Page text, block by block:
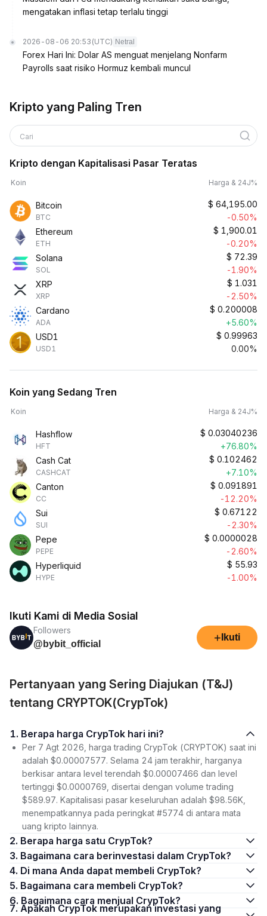
mengatakan inflasi tetap terlalu tinggi
2026-08-06 20:53 (UTC) Netral
Forex Hari Ini: Dolar AS menguat menjelang Nonfarm
Payrolls saat risiko Hormuz kembali muncul
Kripto yang Paling Tren
Cari
Kripto dengan Kapitalisasi Pasar Teratas
Koin Harga & 24J%
Bitcoin
BTC
$ 64,195.00
-0.50%
Ethereum
ETH
$ 1,900.01
-0.20%
Solana
SOL
$ 72.39
-1.90%
XRP
XRP
$ 1.031
-2.50%
Cardano
ADA
$ 0.200008
+5.60%
USD1
USD1
$ 0.99963
0.00%
Koin yang Sedang Tren
Koin Harga & 24J%
Hashflow
HFT
$ 0.03040236
+76.80%
Cash Cat
CASHCAT
$ 0.102462
+7.10%
Canton
CC
$ 0.091891
-12.20%
Sui
SUI
$ 0.67122
-2.30%
Pepe
PEPE
$ 0.0000028
-2.60%
Hyperliquid
HYPE
$ 55.93
-1.00%
Ikuti Kami di Media Sosial
Followers
@bybit_official
+ Ikuti
Pertanyaan yang Sering Diajukan (T&J)
tentang CRYPTOK(CrypTok)
1. Berapa harga CrypTok hari ini?
Per 7 Agt 2026, harga trading CrypTok (CRYPTOK) saat ini
adalah $0.00007577. Selama 24 jam terakhir, harganya
berkisar antara level terendah $0.00007466 dan level
tertinggi $0.0000769, disertai dengan volume trading
$589.97. Kapitalisasi pasar keseluruhan adalah $98.56K,
menempatkannya pada peringkat #5774 di antara mata
uang kripto lainnya.
2. Berapa harga satu CrypTok?
3. Bagaimana cara berinvestasi dalam CrypTok?
4. Di mana Anda dapat membeli CrypTok?
5. Bagaimana cara membeli CrypTok?
6. Bagaimana cara menjual CrypTok?
7. Apakah CrypTok merupakan investasi yang